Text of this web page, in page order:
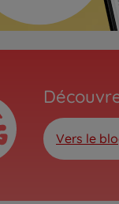
Non
1:10 RC XBS
AMG GT3
300046624
Non
Vers le